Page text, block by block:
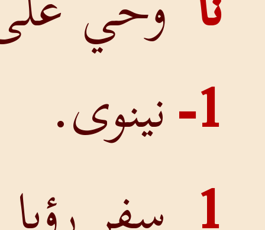
نينوى.